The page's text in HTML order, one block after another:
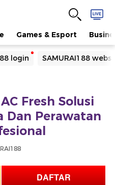
Games & Esport
login SAMURAI188
Fresh Solusi
Dan Perawatan
DAFTAR